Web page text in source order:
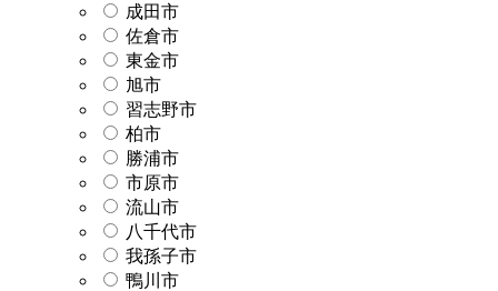
成田市
佐倉市
東金市
旭市
習志野市
柏市
勝浦市
市原市
流山市
八千代市
我孫子市
鴨川市